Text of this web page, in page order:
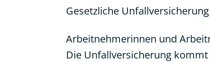
Gesetzliche Unfallversicherung
Arbeitnehmerinnen und
Die Unfallversicherung